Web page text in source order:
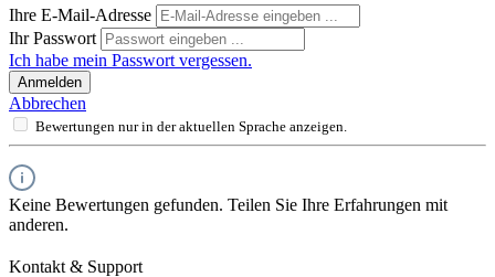
Ihre E-Mail-Adresse
Ihr Passwort
Ich habe mein Passwort vergessen.
Anmelden
Abbrechen
Bewertungen nur in der aktuellen Sprache anzeigen.
Keine Bewertungen gefunden. Teilen Sie Ihre Erfahrungen mit
anderen.
Kontakt & Support